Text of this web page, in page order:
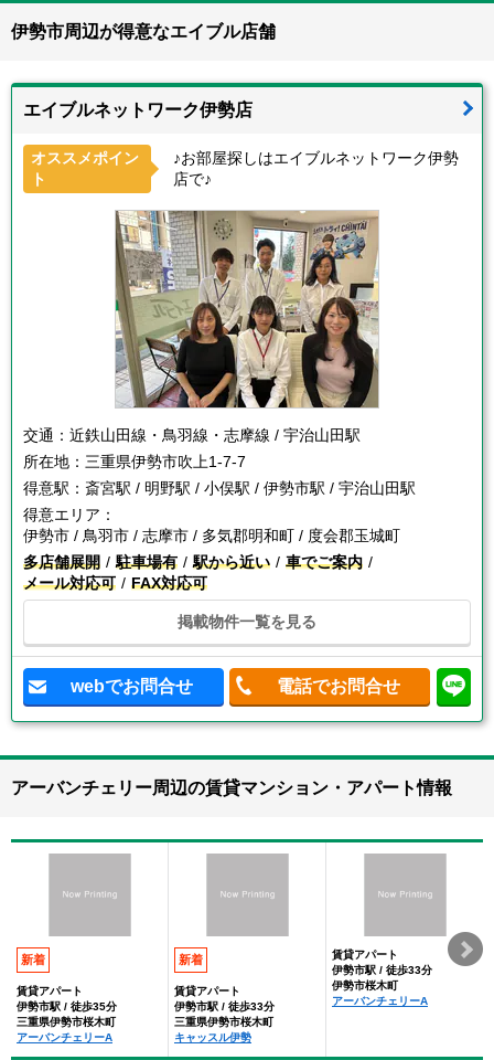
伊勢市周辺が得意なエイブル店舗
エイブルネットワーク伊勢店
オススメポイン
ト
♪お部屋探しはエイブルネットワーク伊勢
店で♪
交通： 近鉄山田線・鳥羽線・志摩線 / 宇治山田駅
所在地： 三重県伊勢市吹上1-7-7
得意駅： 斎宮駅 / 明野駅 / 小俣駅 / 伊勢市駅 / 宇治山田駅
得意エリア：
伊勢市 / 鳥羽市 / 志摩市 / 多気郡明和町 / 度会郡玉城町
多店舗展開
駐車場有 駅から近い
車でご案内
メール対応可
FAX対応可
掲載物件一覧を見る
webでお問合せ 電話でお問合せ
アーバンチェリー周辺の賃貸マンション・アパート情報
新着
賃貸アパート
伊勢市駅 / 徒歩35分
三重県伊勢市桜木町
アーバンチェリーA
新着
賃貸アパート
伊勢市駅 / 徒歩33分
三重県伊勢市桜木町
キャッスル伊勢
賃貸アパート
伊勢市駅 / 徒歩33分
伊勢市桜木町
アーバンチェリーA